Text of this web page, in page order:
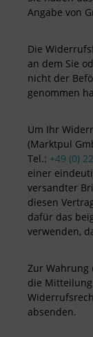
Angabe von
Die
an dem Sie
nicht der
genommen
Um Ihr
(Marktpul
Tel.: +49 (0)
einer
versandter
diesen
dafür das
verwenden,
Zur Wahrung
die
absenden.